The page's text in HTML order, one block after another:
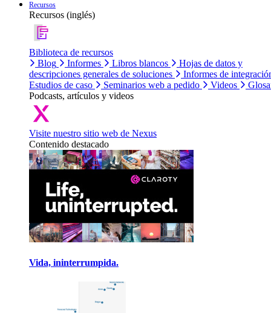
Recursos
Recursos (inglés)
Biblioteca de recursos
Blog
Informes Libros blancos
Hojas de datos y
descripciones generales de soluciones
Informes de
Estudios de caso
Seminarios web a pedido Videos
Podcasts, artículos y videos
Visite nuestro sitio web de Nexus
Contenido destacado
Vida, ininterrumpida.